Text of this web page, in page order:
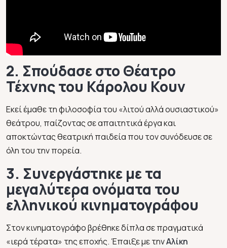
2. Σπούδασε στο Θέατρο
Τέχνης του Κάρολου Κουν
Εκεί έμαθε τη φιλοσοφία του «λιτού αλλά ουσιαστικού»
θεάτρου, παίζοντας σε απαιτητικά έργα και
αποκτώντας θεατρική παιδεία που τον συνόδευσε σε
όλη του την πορεία.
3. Συνεργάστηκε με τα
μεγαλύτερα ονόματα του
ελληνικού κινηματογράφου
Στον κινηματογράφο βρέθηκε δίπλα σε πραγματικά
«ιερά τέρατα» της εποχής. Έπαιξε με τηνΑλίκη